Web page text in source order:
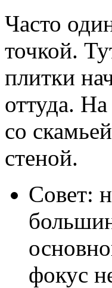
Часто
точкой.
плитки
оттуда.
со
стеной.
Совет:
фокус